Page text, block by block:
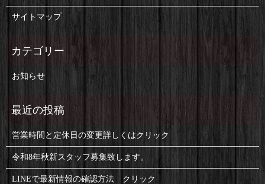
サイトマップ
お知らせ
営業時間と定休日の変更詳しくはクリック
令和8年秋新スタッフ募集致します。
LINEで最新情報の確認方法 クリック